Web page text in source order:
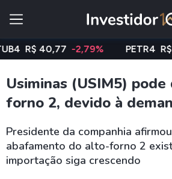
R$ 40,77 -2,79% PETR4 R$
Usiminas (USIM5)
forno 2, devido à
Presidente da companhia
abafamento do alto-forno 2
importação siga crescendo